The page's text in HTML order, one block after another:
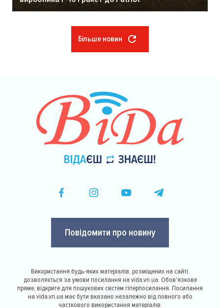
Більше новин
Повідомити про новину
Використання будь-яких матеріалів, розміщених на сайті,
дозволяється за умови посилання на vida.vn.ua. Обов'язкове
пряме, відкрите для пошукових систем гіперпосилання. Посилання
на vida.vn.ua має бути вказано незалежно від повного або
часткового використання матеріалів.